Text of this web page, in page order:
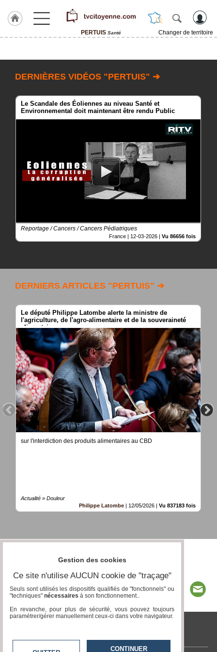
PERTUIS Santé
Changer de territoire
DERNIÈRES VIDÉOS "PERTUIS" ➔
Le Scandale des Éoliennes au niveau Santé et
Environnemental doit maintenant être rendu Public
Reportage / Cancers / Cancers Pédiatriques
France | 12-03-2026 Vu 86656 fois
DERNIERS ARTICLES "PERTUIS" ➔
Le député Philippe Latombe alerte la ministre de
l'agriculture, de l'agro-alimentaire et de la souveraineté
alimentaire
sur l'interdiction des produits alimentaires au CBD
Actualité » Douleur
Philippe Latombe | 12/05/2026 | Vu 837183 fois
tvcitoyenne.com
Gestion des cookies
Ce site n'utilise AUCUN cookie de "traçage"
Seuls sont utilisés les dispositifs qualifiés de "fonctionnels" ou
"techniques" nécessaires à son fonctionnement..
En revanche, pour plus de sécurité, vous pouvez toujours
paramétrer/gérer manuellement ceux-ci dans votre navigateur.
CONTINUER